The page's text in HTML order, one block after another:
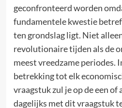
geconfronteerd worden
fundamentele kwestie
ten grondslag ligt. Niet
revolutionaire tijden als de
meest vreedzame periodes.
betrekking tot elk
vraagstuk zul je op de een of
dagelijks met dit vraagstuk